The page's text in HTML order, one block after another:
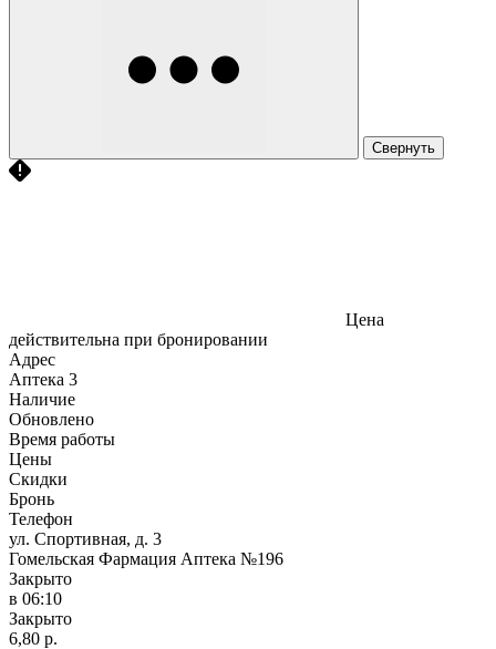
Свернуть
Цена
действительна при бронировании
Адрес
Аптека 3
Наличие
Обновлено
Время работы
Цены
Скидки
Бронь
Телефон
ул. Спортивная, д. 3
Гомельская Фармация Аптека №196
Закрыто
в 06:10
Закрыто
6,80 р.